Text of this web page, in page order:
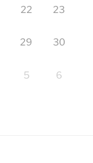
22 23
29 30
5 6